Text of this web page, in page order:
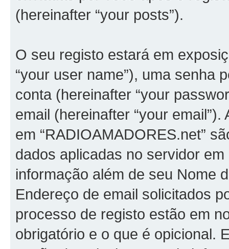
(hereinafter “your posts”).
O seu registo estará em
“your user name”), uma senha
conta (hereinafter “your
email (hereinafter “your
em “RADIOAMADORES.net”
dados aplicadas no servidor
informação além de seu Nome
Endereço de email solicitados
processo de registo estão em
obrigatório e o que é opicional.